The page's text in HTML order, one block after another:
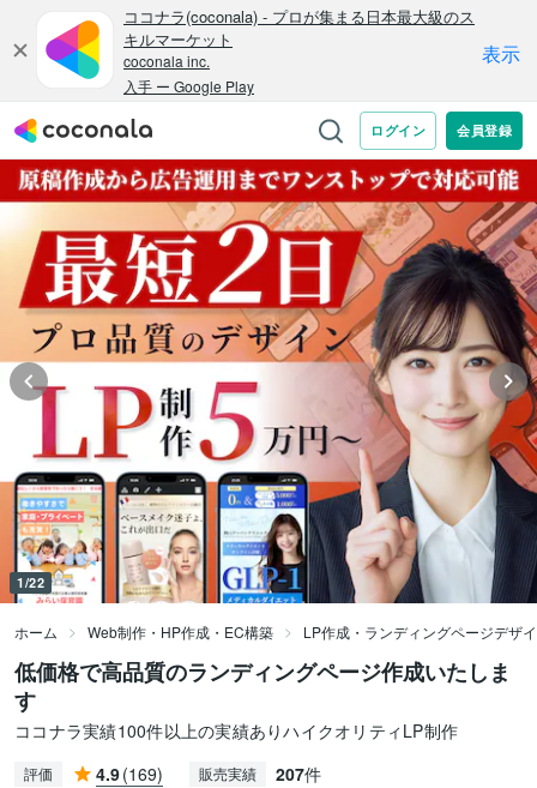
1/22
ホーム Web制作・HP作成・EC構築 LP作成・ランディングページデザ
低価格で高品質のランディングページ作成いたしま
す
ココナラ実績100件以上の実績ありハイクオリティLP制作
評価 4.9(169) 販売実績 207件